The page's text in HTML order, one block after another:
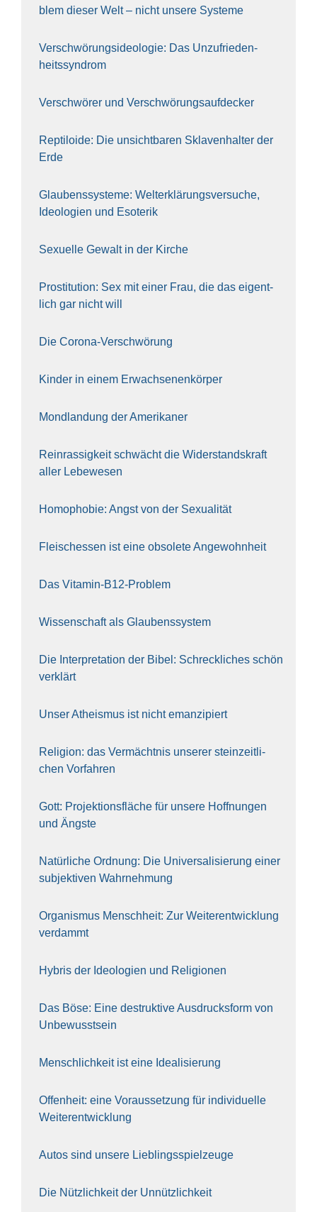
blem die­ser Welt – nicht unse­re Sys‍te‍me
Ver­schwö­rungs­ideo­lo­gie: Das Unzufrieden­
heitssyndrom
Ver­schwö­rer und Verschwörungs­aufdecker
Rep­ti­lo­ide: Die unsicht­ba­ren Skla­ven­hal­ter der
Erde
Glau­bens­sys­te­me: Welt­erklä­rungs­ver­su­che,
Ideo­lo­gien und Eso­te­rik
Sexu­el­le Gewalt in der Kir­che
Pro­sti­tu­ti­on: Sex mit einer Frau, die das eigent­
lich gar nicht will
Die Coro­na-Ver­schwö­rung
Kin­der in einem Erwach­se­nen­kör­per
Mond­lan­dung der Ame­ri­ka­ner
Rein­ras­sig­keit schwächt die Wider­stands­kraft
aller Lebe­we­sen
Homo­pho­bie: Angst von der Sexua­li­tät
Fleisch­essen ist eine obso­le­te An‍ge‍wohn‍heit
Das Vit­amin-B12-Pro­blem
Wis­sen­schaft als Glau­bens­sys­tem
Die Inter­pre­ta­ti­on der Bibel: Schreck­li­ches schön
ver­klärt
Unser Athe­is­mus ist nicht eman­zi­piert
Reli­gi­on: das Ver­mächt­nis unse­rer stein­zeit­li­
chen Vor­fah­ren
Gott: Pro­jek­ti­ons­flä­che für unse­re Hoff­nun­gen
und Ängs­te
Natür­li­che Ord­nung: Die Uni­ver­sa­li­sie­rung einer
sub­jek­ti­ven Wahr­neh­mung
Orga­nis­mus Mensch­heit: Zur Wei­ter­ent­wick­lung
ver­dammt
Hybris der Ideo­lo­gien und Reli­gio­nen
Das Böse: Eine destruk­ti­ve Aus­drucks­form von
Unbe­wusst­sein
Mensch­lich­keit ist eine Idea­li­sie­rung
Offen­heit: eine Vor­aus­set­zung für indi­vi­du­el­le
Wei­ter­ent­wick­lung
Autos sind unse­re Lieb­lings­spiel­zeu­ge
Die Nütz­lich­keit der Unnütz­lich­keit